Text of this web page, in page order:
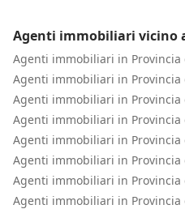
Agenti immobiliari vicino
Agenti immobiliari in Provincia
Agenti immobiliari in Provincia
Agenti immobiliari in Provincia
Agenti immobiliari in Provincia
Agenti immobiliari in Provincia
Agenti immobiliari in Provincia
Agenti immobiliari in Provincia
Agenti immobiliari in Provincia